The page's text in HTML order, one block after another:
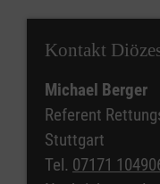
Kontakt
Michael Berger
Referent
Stuttgart
Tel. 07171